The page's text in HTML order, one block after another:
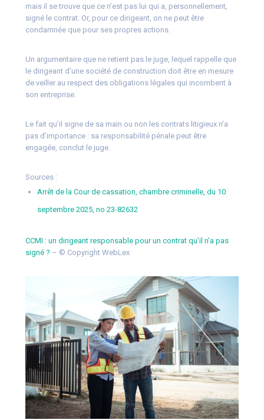
mais il se trouve que ce n’est pas lui qui a, personnellement,
signé le contrat. Or, pour ce dirigeant, on ne peut être
condamnée que pour ses propres actions.
Un argumentaire que ne retient pas le juge, lequel rappelle que
le dirigeant d’une société de construction doit être en mesure
de veiller au respect des obligations légales qui incombent à
son entreprise.
Le fait qu’il signe de sa main ou non les contrats litigieux n’a
pas d’importance : sa responsabilité pénale peut être
engagée, conclut le juge.
Sources :
Arrêt de la Cour de cassation, chambre criminelle, du 10
septembre 2025, no 23-82632
CCMI : un dirigeant responsable pour un contrat qu’il n’a pas
signé ? – © Copyright WebLex